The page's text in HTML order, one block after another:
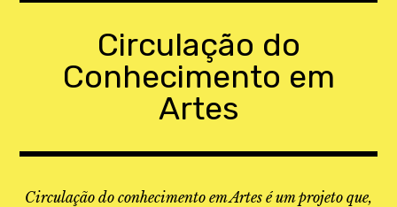
Circulação do
Conhecimento em
Artes
Circulação do conhecimento em Artes é um projeto que,